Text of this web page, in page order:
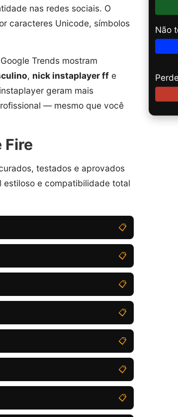
nas redes sociais. O
caracteres Unicode, símbolos
Trends mostram
, nick instaplayer ff e
geram mais
— mesmo que você
Fire
testados e aprovados
estiloso e compatibilidade total
📋
📋
📋
📋
📋
📋
📋
Não